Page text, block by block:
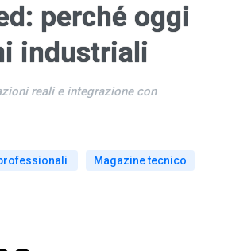
perché oggi
industriali
reali e integrazione con
Magazine tecnico